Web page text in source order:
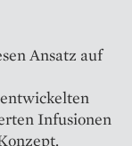
Ansatz auf
Infusionen